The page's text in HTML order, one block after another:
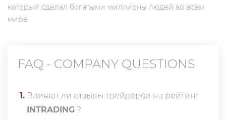
который сделал богатыми миллионы людей во всём
мире.
FAQ - COMPANY QUESTIONS
1. Влияют ли отзывы трейдеров на рейтинг
INTRADING ?